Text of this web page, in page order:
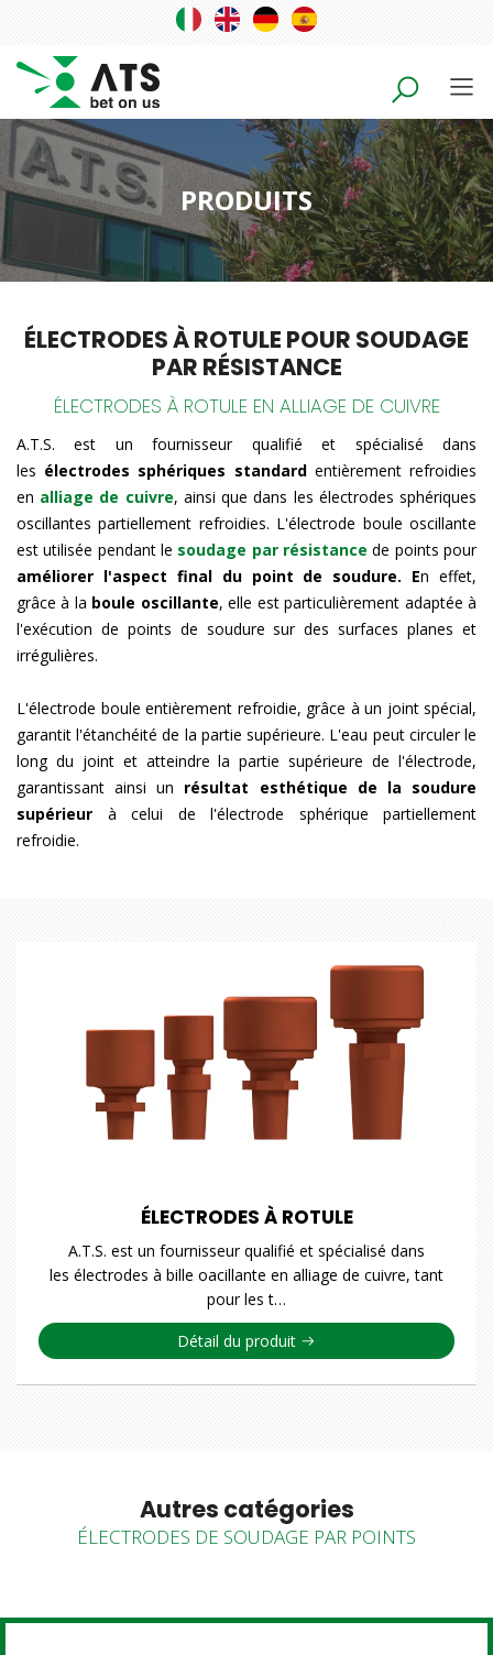
PRODUITS
ÉLECTRODES À ROTULE POUR SOUDAGE
PAR RÉSISTANCE
ÉLECTRODES À ROTULE EN ALLIAGE DE CUIVRE
A.T.S. est un fournisseur qualifié et spécialisé dans
les électrodes sphériques standardentièrement refroidies
en alliage de cuivre, ainsi que dans les électrodes sphériques
oscillantes partiellement refroidies. L'électrode boule oscillante
est utilisée pendant le soudage par résistance de points pour
améliorer l'aspect final du point de soudure. En effet,
grâce à la boule oscillante, elle est particulièrement adaptée à
l'exécution de points de soudure sur des surfaces planes et
irrégulières.
L'électrode boule entièrement refroidie, grâce à un joint spécial,
garantit l'étanchéité de la partie supérieure. L'eau peut circuler le
long du joint et atteindre la partie supérieure de l'électrode,
garantissant ainsi un résultat
esthétique de la soudure
supérieur à celui de l'électrode sphérique partiellement
refroidie.
ÉLECTRODES À ROTULE
A.T.S. est un fournisseur qualifié et spécialisé dans
les électrodes à bille oacillante en alliage de cuivre, tant
pour les t…
Détail du produit
Autres catégories
ÉLECTRODES DE SOUDAGE PAR POINTS